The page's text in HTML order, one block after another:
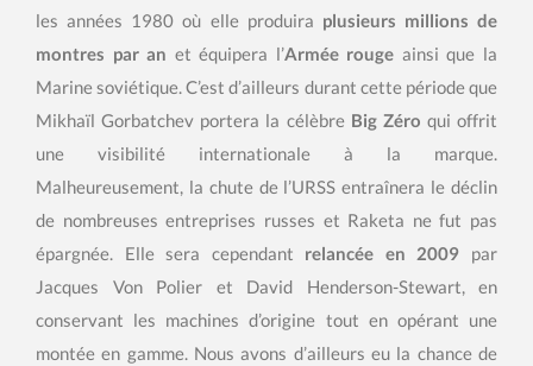
les années 1980 où elle produira plusieurs millions de
montres par an et équipera l’Armée rouge ainsi que la
Marine soviétique. C’est d’ailleurs durant cette période que
Mikhaïl Gorbatchev portera la célèbre Big Zéro qui offrit
une visibilité internationale à la marque.
Malheureusement, la chute de l’URSS entraînera le déclin
de nombreuses entreprises russes et Raketa ne fut pas
épargnée. Elle sera cependant relancée en 2009 par
Jacques Von Polier et David Henderson-Stewart, en
conservant les machines d’origine tout en opérant une
montée en gamme. Nous avons d’ailleurs eu la chance de